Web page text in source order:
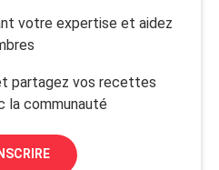
votre expertise et aidez
partagez vos recettes
la communauté